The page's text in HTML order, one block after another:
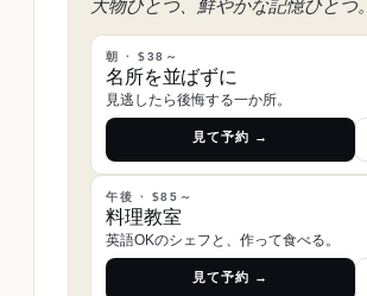
大物ひとつ、鮮やかな記憶ひとつ。
朝 · $38～
名所を並ばずに
見逃したら後悔する一か所。
見て予約 →
午後 · $85～
料理教室
英語OKのシェフと、作って食べる。
見て予約 →